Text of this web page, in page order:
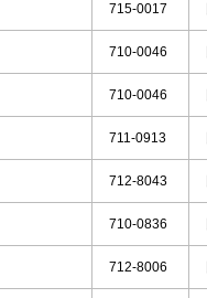
715-0017
710-0046
710-0046
711-0913
712-8043
710-0836
712-8006